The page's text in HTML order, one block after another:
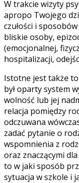
W trakcie wizyty
apropo Twojego
czułości i
bliskie osoby,
(emocjonalnej,
hospitalizacji,
Istotne jest także
był oparty system
wolność lub jej
relacja pomiędzy
odczuwana
zadać pytanie o
wspomnienia z
oraz znaczącymi
to w jaki sposób
sytuacja w szkole i